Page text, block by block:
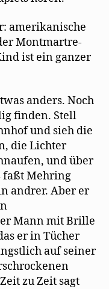
amerikanische
Montmartre-
ist ein ganzer
anders. Noch
finden. Stell
und sieh die
die Lichter
und über
faßt Mehring
andrer. Aber er
Mann mit Brille
er in Tücher
auf seiner
zu Zeit sagt